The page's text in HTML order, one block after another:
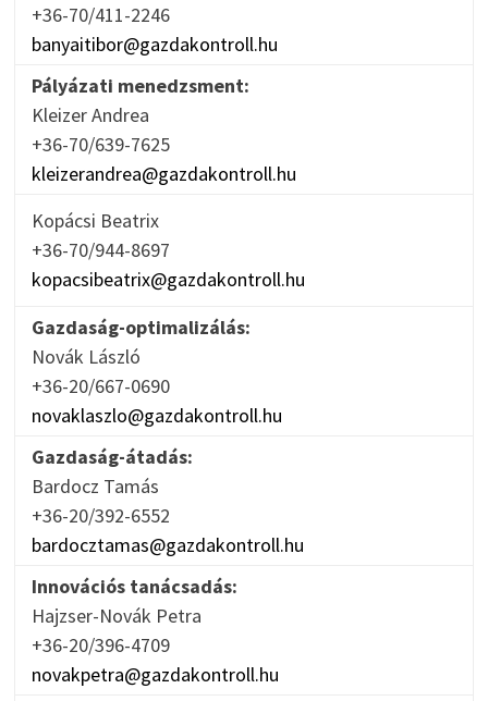
+36-70/411-2246
banyaitibor@gazdakontroll.hu
Pályázati menedzsment:
Kleizer Andrea
+36-70/639-7625
kleizerandrea@gazdakontroll.hu
Kopácsi Beatrix
+36-70/944-8697
kopacsibeatrix@gazdakontroll.hu
Gazdaság-optimalizálás:
Novák László
+36-20/667-0690
novaklaszlo@gazdakontroll.hu
Gazdaság-átadás:
Bardocz Tamás
+36-20/392-6552
bardocztamas@gazdakontroll.hu
Innovációs tanácsadás:
Hajzser-Novák Petra
+36-20/396-4709
novakpetra@gazdakontroll.hu